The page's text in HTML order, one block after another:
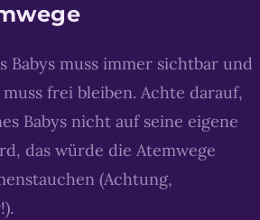
Babys muss immer sichtbar und
frei bleiben. Achte darauf,
Babys nicht auf seine eigene
das würde die Atemwege
(Achtung,